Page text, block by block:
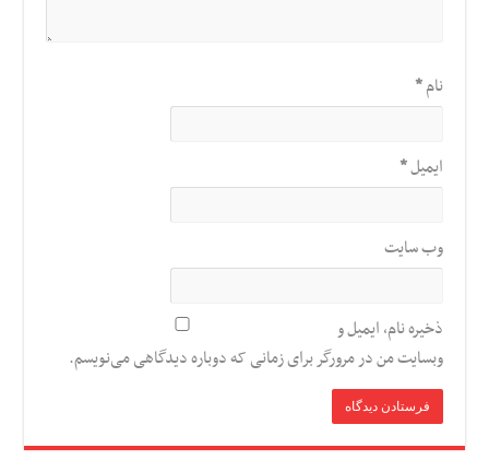
نام*
ایمیل*
وب‌ سایت
ذخیره نام، ایمیل و
وبسایت من در مرورگر برای زمانی که دوباره دیدگاهی می‌نویسم.